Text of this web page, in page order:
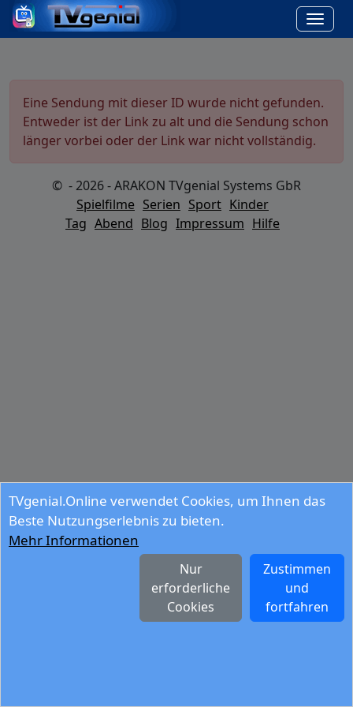
TVgenial.Online verwendet Cookies, um Ihnen das
Beste Nutzungserlebnis zu bieten.
Mehr Informationen
Zustimmen
und
fortfahren
Nur
erforderliche
Cookies
Eine Sendung mit dieser ID wurde nicht gefunden.
Entweder ist der Link zu alt und die Sendung schon
länger vorbei oder der Link war nicht vollständig.
© - 2026 - ARAKON TVgenial Systems GbR
Spielfilme Serien Sport Kinder
Tag Abend Blog Impressum Hilfe